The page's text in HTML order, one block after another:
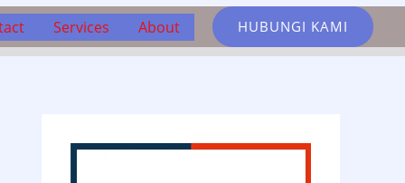
Services About HUBUNGI KAMI